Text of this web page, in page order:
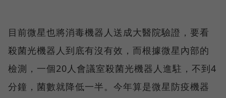
目前微星也將消毒機器人送成大醫院驗證，要看
殺菌光機器人到底有沒有效，而根據微星內部的
檢測，一個20人會議室殺菌光機器人進駐，不到4
分鐘，菌數就降低一半。今年算是微星防疫機器